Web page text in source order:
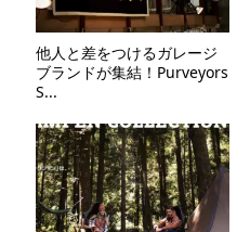
他人と差をつけるガレージ
ブランドが集結！Purveyors
S...